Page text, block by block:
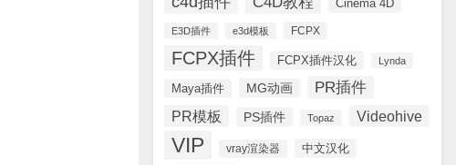
Cinema 4D
E3D插件 e3d模板 FCPX
FCPX插件 FCPX插件汉化 Lynda
Maya插件 MG动画 PR插件
PR模板 PS插件 Topaz Videohive
VIP vray渲染器 中文汉化